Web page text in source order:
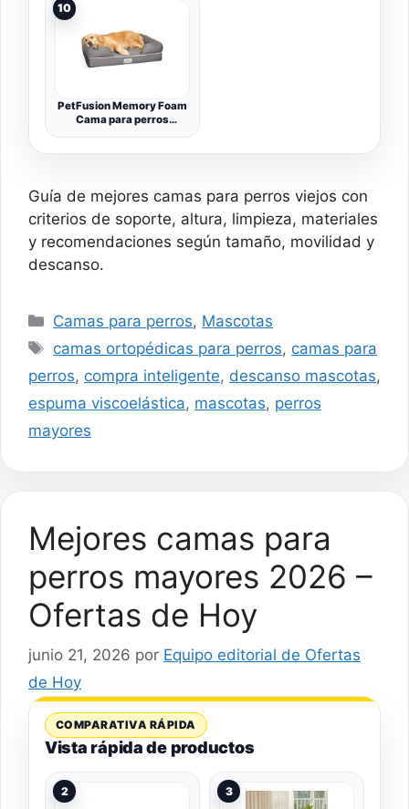
89x64x17 cm, Funda
Extraíble y Lavable, Base
Antideslizante con Forro
Impermeable, Gris
Oscuro
10
PetFusion Memory Foam
Cama para perros
Guía de mejores camas para perros viejos con
criterios de soporte, altura, limpieza, materiales
y recomendaciones según tamaño, movilidad y
descanso.
Categorías
Camas para perros, Mascotas
Etiquetas
camas ortopédicas para perros, camas para
perros, compra inteligente, descanso mascotas,
espuma viscoelástica, mascotas, perros
mayores
Mejores camas para
perros mayores 2026 –
Ofertas de Hoy
junio 21, 2026 por Equipo editorial de Ofertas
de Hoy
COMPARATIVA RÁPIDA
Vista rápida de productos
2 3